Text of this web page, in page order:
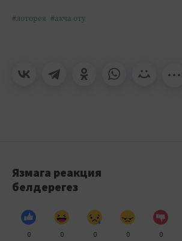
#лоторея #акча оту
Язмага реакция
белдерегез
0 0 0 0 0